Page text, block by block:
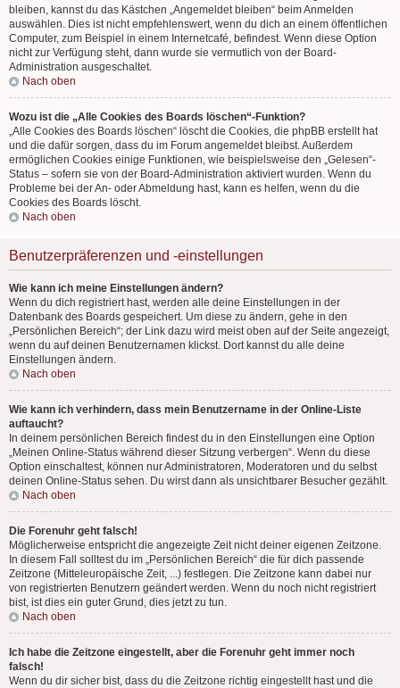
bleiben, kannst du das Kästchen „Angemeldet bleiben“ beim Anmelden
auswählen. Dies ist nicht empfehlenswert, wenn du dich an einem öffentlichen
Computer, zum Beispiel in einem Internetcafé, befindest. Wenn diese Option
nicht zur Verfügung steht, dann wurde sie vermutlich von der Board-
Administration ausgeschaltet.
Nach oben
Wozu ist die „Alle Cookies des Boards löschen“-Funktion?
„Alle Cookies des Boards löschen“ löscht die Cookies, die phpBB erstellt hat
und die dafür sorgen, dass du im Forum angemeldet bleibst. Außerdem
ermöglichen Cookies einige Funktionen, wie beispielsweise den „Gelesen“-
Status – sofern sie von der Board-Administration aktiviert wurden. Wenn du
Probleme bei der An- oder Abmeldung hast, kann es helfen, wenn du die
Cookies des Boards löscht.
Nach oben
Benutzerpräferenzen und -einstellungen
Wie kann ich meine Einstellungen ändern?
Wenn du dich registriert hast, werden alle deine Einstellungen in der
Datenbank des Boards gespeichert. Um diese zu ändern, gehe in den
„Persönlichen Bereich“; der Link dazu wird meist oben auf der Seite angezeigt,
wenn du auf deinen Benutzernamen klickst. Dort kannst du alle deine
Einstellungen ändern.
Nach oben
Wie kann ich verhindern, dass mein Benutzername in der Online-Liste
auftaucht?
In deinem persönlichen Bereich findest du in den Einstellungen eine Option
„Meinen Online-Status während dieser Sitzung verbergen“. Wenn du diese
Option einschaltest, können nur Administratoren, Moderatoren und du selbst
deinen Online-Status sehen. Du wirst dann als unsichtbarer Besucher gezählt.
Nach oben
Die Forenuhr geht falsch!
Möglicherweise entspricht die angezeigte Zeit nicht deiner eigenen Zeitzone.
In diesem Fall solltest du im „Persönlichen Bereich“ die für dich passende
Zeitzone (Mitteleuropäische Zeit, ...) festlegen. Die Zeitzone kann dabei nur
von registrierten Benutzern geändert werden. Wenn du noch nicht registriert
bist, ist dies ein guter Grund, dies jetzt zu tun.
Nach oben
Ich habe die Zeitzone eingestellt, aber die Forenuhr geht immer noch
falsch!
Wenn du dir sicher bist, dass du die Zeitzone richtig eingestellt hast und die